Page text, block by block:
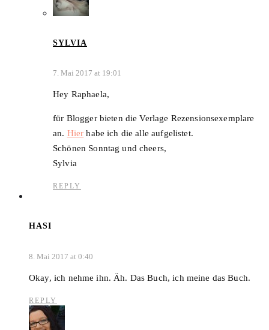
SYLVIA
7. Mai 2017 at 19:01
Hey Raphaela,
für Blogger bieten die Verlage Rezensionsexemplare
an. Hier habe ich die alle aufgelistet.
Schönen Sonntag und cheers,
Sylvia
REPLY
HASI
8. Mai 2017 at 0:40
Okay, ich nehme ihn. Äh. Das Buch, ich meine das Buch.
REPLY